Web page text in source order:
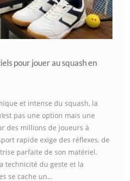
pour jouer au squash en
et intense du squash, la
pas une option mais une
des millions de joueurs à
rapide exige des réflexes, de
parfaite de son matériel.
technicité du geste et la
se cache un…